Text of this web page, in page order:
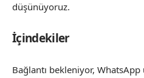
düşünüyoruz.
İçindekiler
Bağlantı bekleniyor, WhatsApp